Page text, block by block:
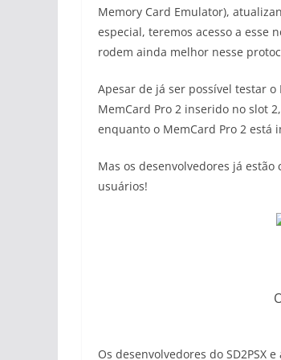
Memory Card Emulator),
especial, teremos acesso a esse
rodem ainda melhor nesse
Apesar de já ser possível testar
MemCard Pro 2 inserido no slot
enquanto o MemCard Pro 2 está
Mas os desenvolvedores já
usuários!
Os desenvolvedores do SD2PSX